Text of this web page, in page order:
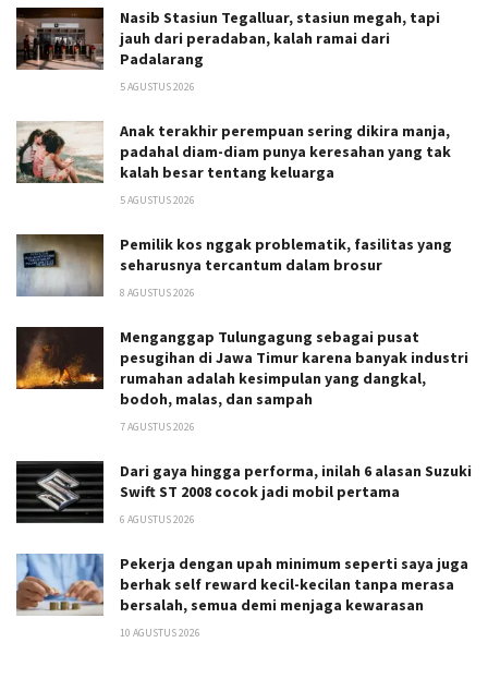
Nasib Stasiun Tegalluar, stasiun megah, tapi
jauh dari peradaban, kalah ramai dari
Padalarang
5 AGUSTUS 2026
Anak terakhir perempuan sering dikira manja,
padahal diam-diam punya keresahan yang tak
kalah besar tentang keluarga
5 AGUSTUS 2026
Pemilik kos nggak problematik, fasilitas yang
seharusnya tercantum dalam brosur
8 AGUSTUS 2026
Menganggap Tulungagung sebagai pusat
pesugihan di Jawa Timur karena banyak industri
rumahan adalah kesimpulan yang dangkal,
bodoh, malas, dan sampah
7 AGUSTUS 2026
Dari gaya hingga performa, inilah 6 alasan Suzuki
Swift ST 2008 cocok jadi mobil pertama
6 AGUSTUS 2026
Pekerja dengan upah minimum seperti saya juga
berhak self reward kecil-kecilan tanpa merasa
bersalah, semua demi menjaga kewarasan
10 AGUSTUS 2026